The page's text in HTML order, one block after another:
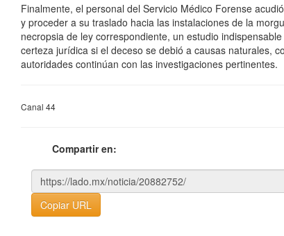
Finalmente, el personal del Servicio Médico Forense
y proceder a su traslado hacia las instalaciones de la
necropsia de ley correspondiente, un estudio
certeza jurídica si el deceso se debió a causas naturales,
autoridades continúan con las investigaciones pertinentes.
Canal 44
Compartir en:
Copiar URL